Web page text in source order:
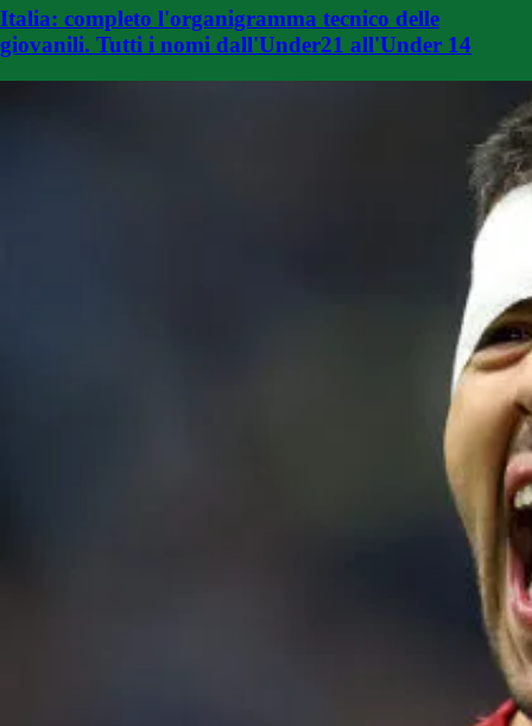
Italia: completo l'organigramma tecnico delle
giovanili. Tutti i nomi dall'Under21 all'Under 14